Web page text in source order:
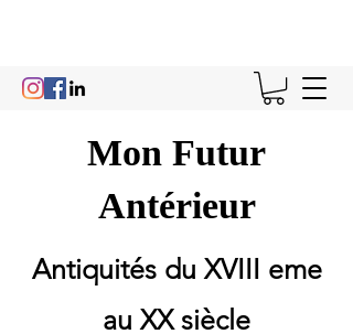
Mon Futur
Antérieur
Antiquités du XVIII eme
au XX siècle